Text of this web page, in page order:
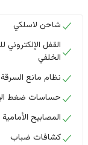
شاحن لاسلكي
القفل الإلكتروني
الخلفي
نظام مانع السرقة
حساسات ضغط
المصابيح الأمامية
كشافات ضباب